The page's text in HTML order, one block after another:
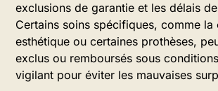
exclusions de garantie et les délais
Certains soins spécifiques, comme la
esthétique ou certaines prothèses,
exclus ou remboursés sous
vigilant pour éviter les mauvaises